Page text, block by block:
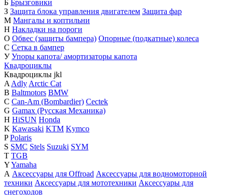
Б Брызговики
З Защита блока управления двигателем Защита фар
М Мангалы и коптильни
Н Накладки на пороги
О Обвес (защиты бампера) Опорные (подкатные) колеса
С Сетка в бампер
У Упоры капота/ амортизаторы капота
Квадроциклы
Квадроциклы jkl
A Adly Arctic Cat
B Baltmotors BMW
C Can-Am (Bombardier) Cectek
G Gamax (Русская Механика)
H HiSUN Honda
K Kawasaki KTM Kymco
P Polaris
S SMC Stels Suzuki SYM
T TGB
YYamaha
А Аксессуары для Offroad Аксессуары для водномоторной
техники Аксессуары для мототехники Аксессуары для
снегоходов